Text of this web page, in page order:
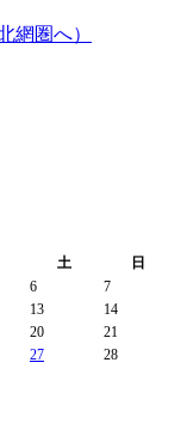
網圏へ）
土
日
6
7
13
14
20
21
27
28